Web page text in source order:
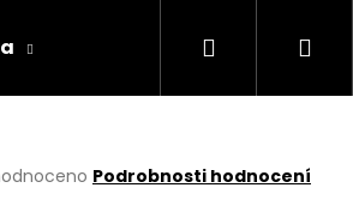
Hledat
Podrobnosti hodnocení